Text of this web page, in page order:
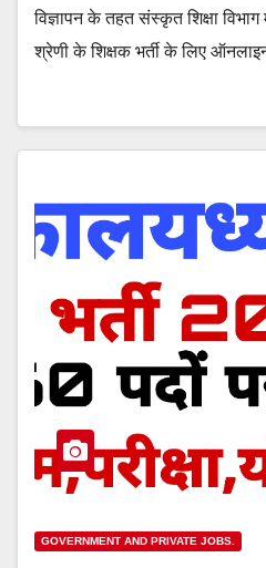
विज्ञापन के तहत संस्कृत शिक्षा विभाग
श्रेणी के शिक्षक भर्ती के लिए
GOVERNMENT AND PRIVATE JOBS.